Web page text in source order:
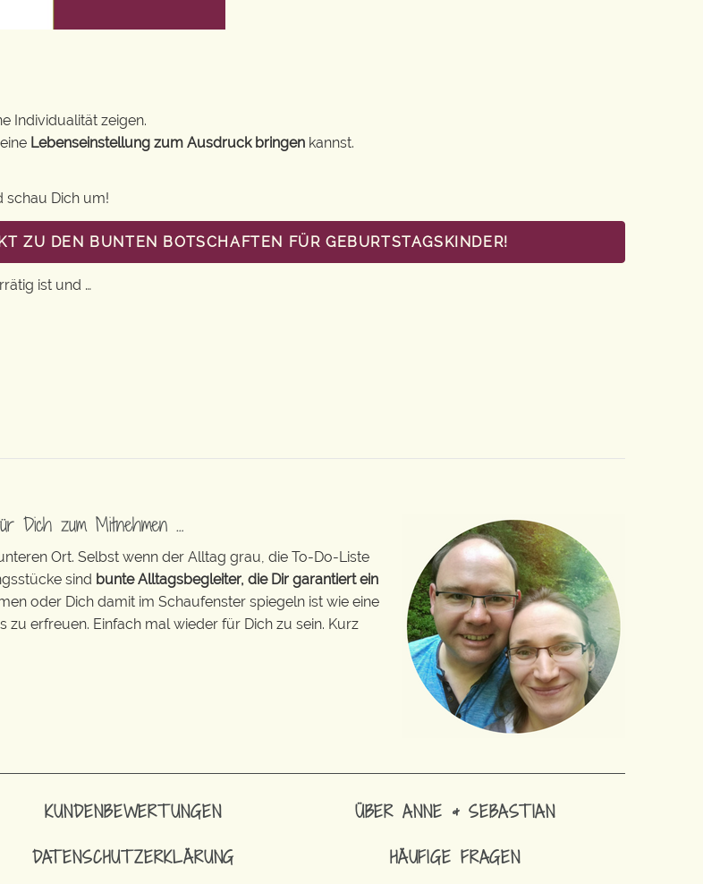
Individualität zeigen.
Lebenseinstellung zum Ausdruck bringen kannst.
schau Dich um!
ZU DEN BUNTEN BOTSCHAFTEN FÜR GEBURTSTAGSKINDER!
ist und …
Dich zum Mitnehmen …
Ort. Selbst wenn der Alltag grau, die To-Do-Liste
sind bunte Alltagsbegleiter, die Dir garantiert ein
oder Dich damit im Schaufenster spiegeln ist wie eine
zu erfreuen. Einfach mal wieder für Dich zu sein. Kurz
KUNDENBEWERTUNGEN
DATENSCHUTZERKLÄRUNG
ÜBER ANNE & SEBASTIAN
HÄUFIGE FRAGEN